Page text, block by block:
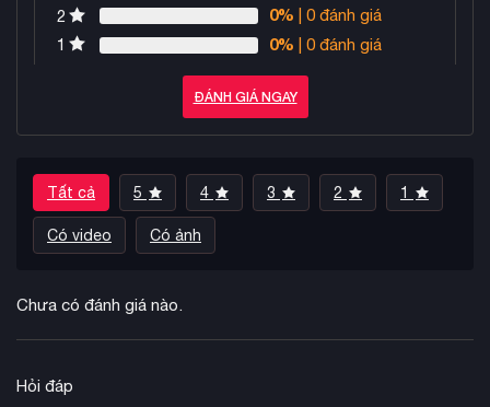
2
0% | 0 đánh giá
1
0% | 0 đánh giá
ĐÁNH GIÁ NGAY
Tất cả 5 4 3 2 1
Có video Có ảnh
Chưa có đánh giá nào.
Hỏi đáp